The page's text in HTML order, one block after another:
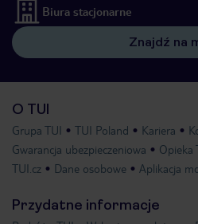
Biura stacjonarne
Znajdź na
O TUI
Grupa TUI TUI Poland Kariera
Gwarancja ubezpieczeniowa
Opieka
TUI.cz
Dane osobowe Aplikacja
Przydatne informacje